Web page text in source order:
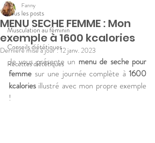
Tous les posts
Musculation au féminin
Conseils diététiques
Recettes diététiques
MENU SECHE FEMME : Mon
exemple à 1600 kcalories
Fanny
Dernière mise à jour :12 janv. 2023
Je vous présente un menu de seche pour
femme sur une journée complète à 1600
kcalories illustré avec mon propre exemple
!